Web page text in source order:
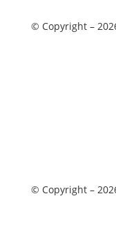
© Copyright –
© Copyright –